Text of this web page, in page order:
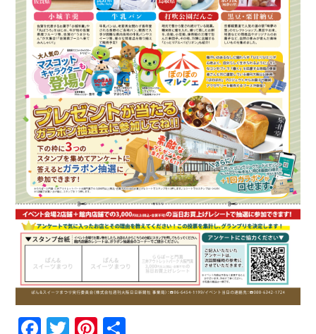
お知らせ
私たちについて
事業内容
会社概要